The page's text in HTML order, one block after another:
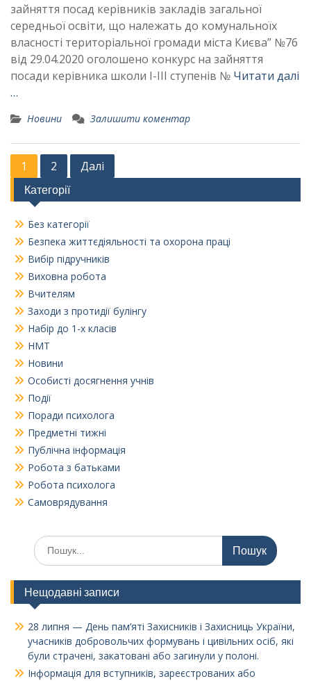
зайняття посад керівників закладів загальної
середньої освіти, що належать до комунальноїх
власності територіальної громади міста Києва” №76
від 29.04.2020 оголошено конкурс на зайняття
посади керівника школи І-ІІІ ступенів № Читати далі
…
Новини Залишити коментар
Пагінація
записів
1 2 Далі
Категорії
Без категорії
Безпека життєдіяльності та охорона праці
Вибір підручників
Виховна робота
Вчителям
Заходи з протидії булінгу
Набір до 1-х класів
НМТ
Новини
Особисті досягнення учнів
Події
Поради психолога
Предметні тижні
Публічна інформація
Робота з батьками
Робота психолога
Самоврядування
Шукати:
Нещодавні записи
28 липня — День пам’яті Захисників і Захисниць України,
учасників добровольчих формувань і цивільних осіб, які
були страчені, закатовані або загинули у полоні.
Інформація для вступників, зареєстрованих або